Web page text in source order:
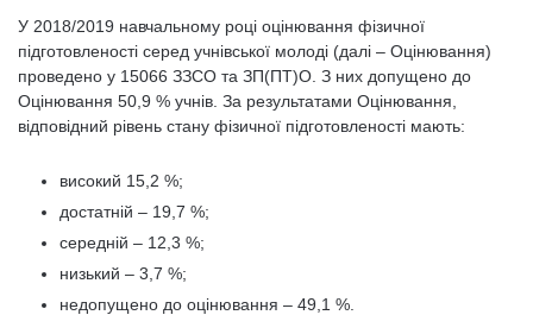
У 2018/2019 навчальному році оцінювання фізичної
підготовленості серед учнівської молоді (далі – Оцінювання)
проведено у 15066 ЗЗСО та ЗП(ПТ)О. З них допущено до
Оцінювання 50,9 % учнів. За результатами Оцінювання,
відповідний рівень стану фізичної підготовленості мають:
високий 15,2 %;
достатній – 19,7 %;
середній – 12,3 %;
низький – 3,7 %;
недопущено до оцінювання – 49,1 %.